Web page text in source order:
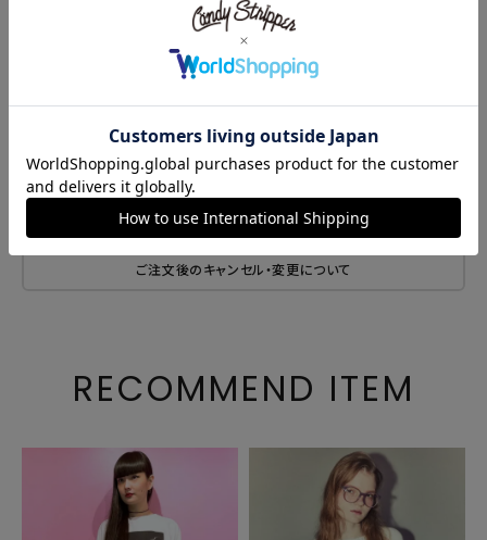
サイズ・素材
1256816
ご注文後のキャンセル・変更について
RECOMMEND ITEM